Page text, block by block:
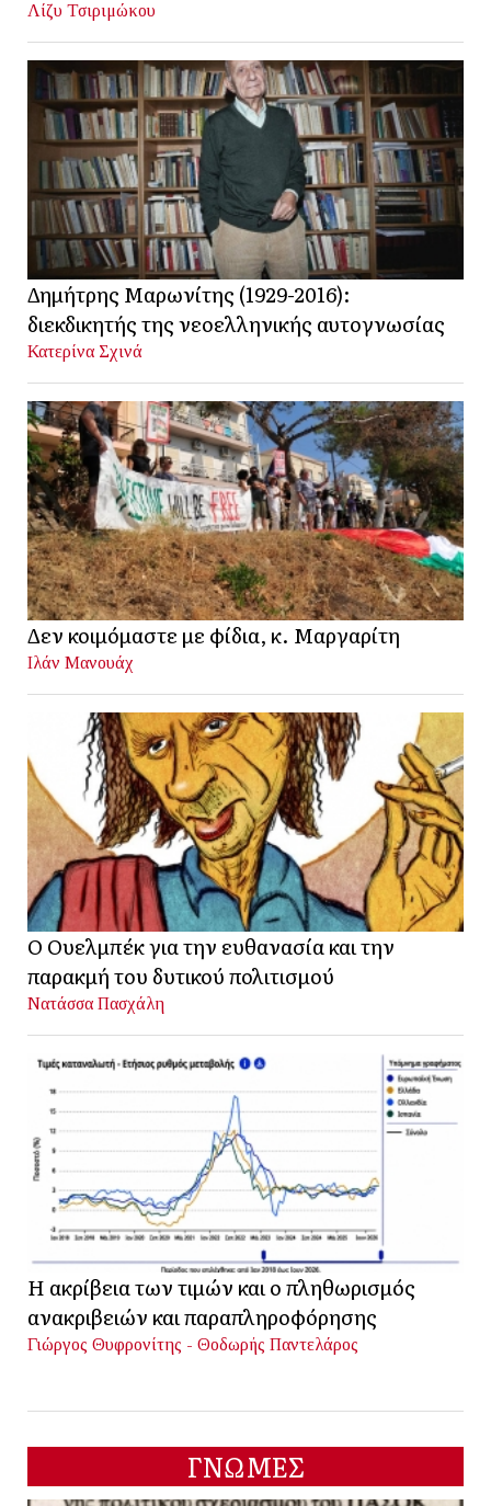
Λίζυ Τσιριμώκου
Δημήτρης Μαρωνίτης (1929-2016):
διεκδικητής της νεοελληνικής αυτογνωσίας
Κατερίνα Σχινά
Δεν κοιμόμαστε με φίδια, κ. Μαργαρίτη
Ιλάν Μανουάχ
Ο Ουελμπέκ για την ευθανασία και την
παρακμή του δυτικού πολιτισμού
Νατάσσα Πασχάλη
Η ακρίβεια των τιμών και ο πληθωρισμός
ανακριβειών και παραπληροφόρησης
Γιώργος Θυφρονίτης - Θοδωρής Παντελάρος
ΓΝΩΜΕΣ